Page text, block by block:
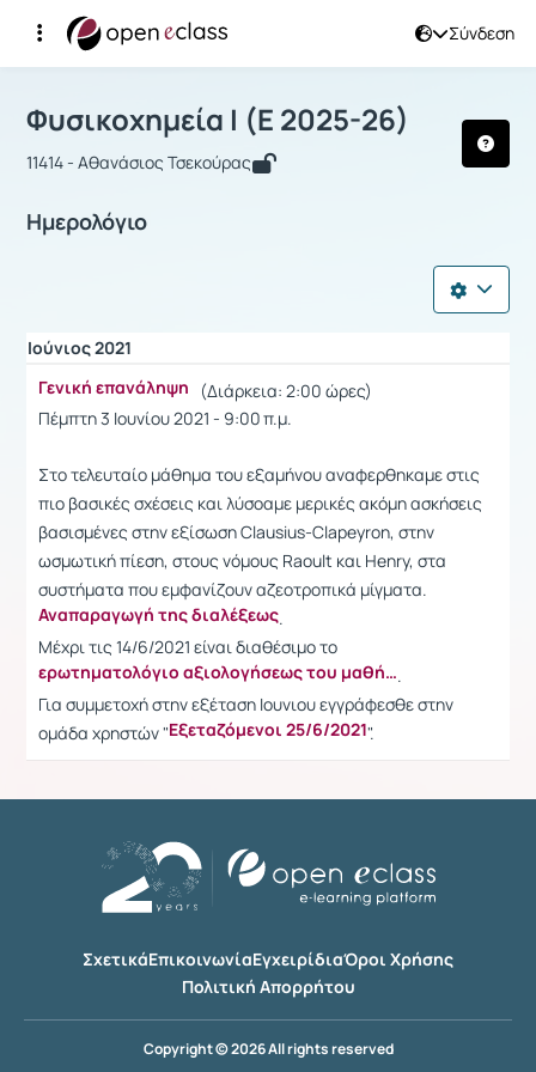
Σύνδεση
Μάθημα : Φυσικοχημεία Ι
Φυσικοχημεία Ι (Ε 2025-26)
11414 - Αθανάσιος Τσεκούρας
Ημερολόγιο
Ιούνιος 2021
Γενική επανάληψη (Διάρκεια: 2:00 ώρες)
Πέμπτη 3 Ιουνίου 2021 - 9:00 π.μ.
Στο τελευταίο μάθημα του εξαμήνου αναφερθηκαμε στις
πιο βασικές σχέσεις και λύσοαμε μερικές ακόμη ασκήσεις
βασισμένες στην εξίσωση Clausius-Clapeyron, στην
ωσμωτική πίεση, στους νόμους Raoult και Henry, στα
συστήματα που εμφανίζουν αζεοτροπικά μίγματα.
Αναπαραγωγή της διαλέξεως.
Μέχρι τις 14/6/2021 είναι διαθέσιμο το
ερωτηματολόγιο αξιολογήσεως του μαθήματος.
Για συμμετοχή στην εξέταση Ιουνιου εγγράφεσθε στην
ομάδα χρηστών "Εξεταζόμενοι 25/6/2021".
ΣχετικάΕπικοινωνίαΕγχειρίδιαΌροι Χρήσης
Πολιτική Απορρήτου
Copyright © 2026 All rights reserved